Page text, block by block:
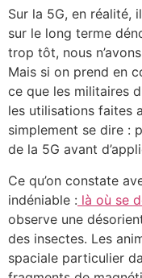
Sur la 5G, en réalité,
sur le long terme
trop tôt, nous
Mais si on prend en
ce que les militaires
les utilisations faites
simplement se dire :
de la 5G avant
Ce qu’on constate
indéniable : là où se
observe une
des insectes. Les
spaciale particulier